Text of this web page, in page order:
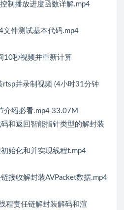
制播放进度函数详解.mp4
件测试基本代码.mp4
10秒视频并重新计算
rtsp并录制视频 (4小时31分钟
介绍必看.mp4 33.07M
和返回智能指针类型的解封装
始化和并实现线程t.mp4
接收解封装AVPacket数据.mp4
程责任链解封装解码和渲